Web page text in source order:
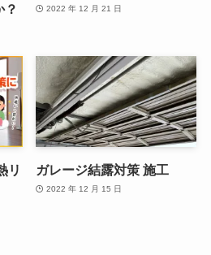
？
2022 年 12 月 21 日
リ
ガレージ結露対策 施工
2022 年 12 月 15 日